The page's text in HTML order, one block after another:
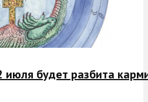
июля будет разбита